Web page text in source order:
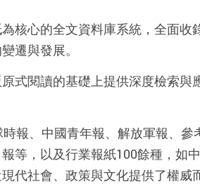
核心的全文資料庫系統，全面
遷與發展。
式閱讀的基礎上提供深度檢索
報、中國青年報、解放軍報、
等，以及行業報紙100餘種，如
代社會、政策與文化提供了權威